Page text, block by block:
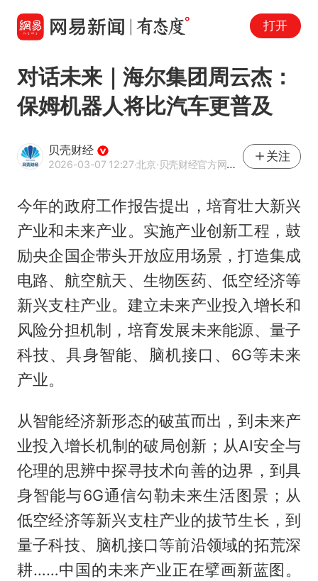
打开
对话未来｜海尔集团周云杰：
保姆机器人将比汽车更普及
贝壳财经
2026-03-07 12:27·北京·贝壳财经官方网易号
关注
今年的政府工作报告提出，培育壮大新兴
产业和未来产业。实施产业创新工程，鼓
励央企国企带头开放应用场景，打造集成
电路、航空航天、生物医药、低空经济等
新兴支柱产业。建立未来产业投入增长和
风险分担机制，培育发展未来能源、量子
科技、具身智能、脑机接口、6G等未来
产业。
从智能经济新形态的破茧而出，到未来产
业投入增长机制的破局创新；从AI安全与
伦理的思辨中探寻技术向善的边界，到具
身智能与6G通信勾勒未来生活图景；从
低空经济等新兴支柱产业的拔节生长，到
量子科技、脑机接口等前沿领域的拓荒深
耕……中国的未来产业正在擘画新蓝图。